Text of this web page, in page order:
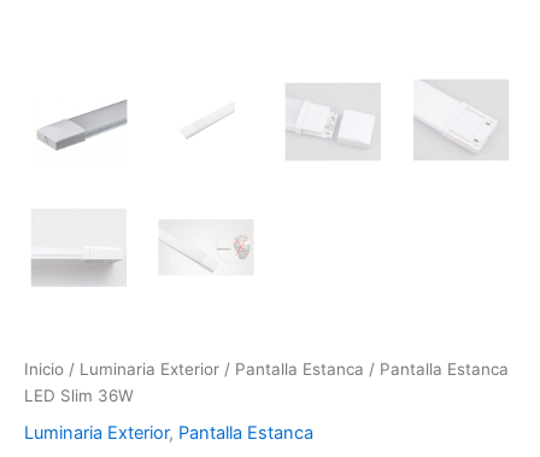
Inicio / Luminaria Exterior / Pantalla Estanca / Pantalla Estanca
LED Slim 36W
Luminaria Exterior, Pantalla Estanca